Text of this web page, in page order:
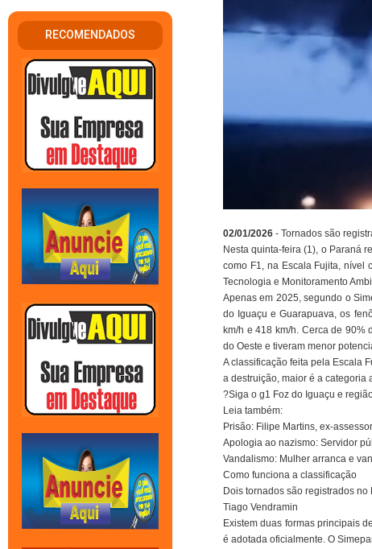
RECOMENDADOS
02/01/2026 - Tornados são
Nesta quinta-feira (1), o Paraná
como F1, na Escala Fujita, nível
Tecnologia e Monitoramento
Apenas em 2025, segundo o
do Iguaçu e Guarapuava, os
km/h e 418 km/h. Cerca de
do Oeste e tiveram menor
A classificação feita pela Escala
a destruição, maior é a categoria
?Siga o g1 Foz do Iguaçu e
Leia também:
Prisão: Filipe Martins, ex-
Apologia ao nazismo: Servidor
Vandalismo: Mulher arranca e
Como funciona a classificação
Dois tornados são registrados no
Tiago Vendramin
Existem duas formas principais
é adotada oficialmente. O